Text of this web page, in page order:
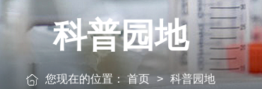
科普园地
您现在的位置： 首页 > 科普园地